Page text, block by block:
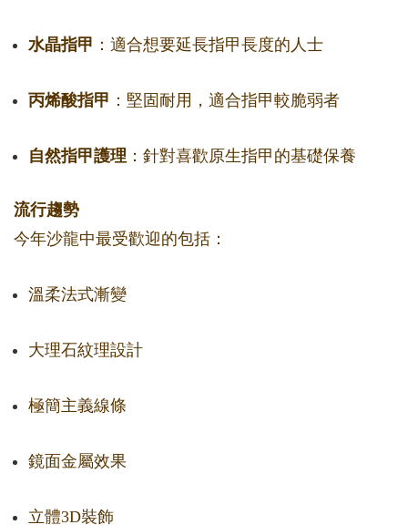
水晶指甲 ：適合想要延長指甲長度的人士
丙烯酸指甲 ：堅固耐用，適合指甲較脆弱者
自然指甲護理 ：針對喜歡原生指甲的基礎保養
流行趨勢
今年沙龍中最受歡迎的包括：
溫柔法式漸變
大理石紋理設計
極簡主義線條
鏡面金屬效果
立體3D裝飾